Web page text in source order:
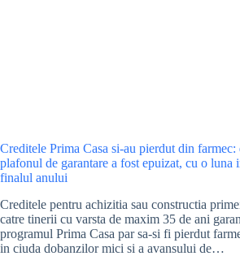
Creditele Prima Casa si-au pierdut din
plafonul de garantare a fost epuizat, cu o luna
finalul anului
Creditele pentru achizitia sau constructia
catre tinerii cu varsta de maxim 35 de ani
programul Prima Casa par sa-si fi pierdut
in ciuda dobanzilor mici si a avansului de…